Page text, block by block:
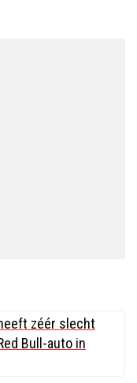
zéér slecht
Bull-auto in